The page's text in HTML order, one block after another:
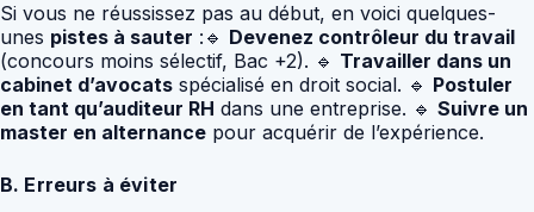
Si vous ne réussissez pas au début, en voici quelques-
unes pistes à sauter :🔹 Devenez contrôleur du travail
(concours moins sélectif, Bac +2). 🔹 Travailler dans un
cabinet d’avocats spécialisé en droit social. 🔹 Postuler
en tant qu’auditeur RH dans une entreprise. 🔹 Suivre un
master en alternance pour acquérir de l’expérience.
B. Erreurs à éviter